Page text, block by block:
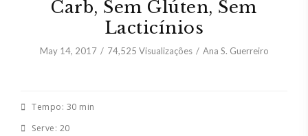
Carb, Sem Glúten, Sem
Lacticínios
May 14, 2017 74,525 Visualizações Ana S. Guerreiro
Tempo: 30 min
Serve: 20